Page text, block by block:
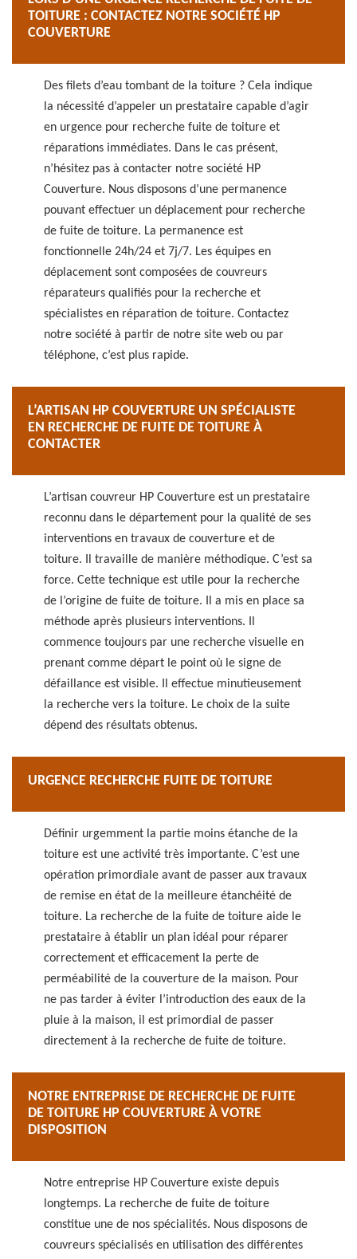
TOITURE : CONTACTEZ NOTRE SOCIÉTÉ HP
COUVERTURE
Des filets d’eau tombant de la toiture ? Cela indique
la nécessité d’appeler un prestataire capable d’agir
en urgence pour recherche fuite de toiture et
réparations immédiates. Dans le cas présent,
n’hésitez pas à contacter notre société HP
Couverture. Nous disposons d’une permanence
pouvant effectuer un déplacement pour recherche
de fuite de toiture. La permanence est
fonctionnelle 24h/24 et 7j/7. Les équipes en
déplacement sont composées de couvreurs
réparateurs qualifiés pour la recherche et
spécialistes en réparation de toiture. Contactez
notre société à partir de notre site web ou par
téléphone, c’est plus rapide.
L’ARTISAN HP COUVERTURE UN SPÉCIALISTE
EN RECHERCHE DE FUITE DE TOITURE À
CONTACTER
L’artisan couvreur HP Couverture est un prestataire
reconnu dans le département pour la qualité de ses
interventions en travaux de couverture et de
toiture. Il travaille de manière méthodique. C’est sa
force. Cette technique est utile pour la recherche
de l’origine de fuite de toiture. Il a mis en place sa
méthode après plusieurs interventions. Il
commence toujours par une recherche visuelle en
prenant comme départ le point où le signe de
défaillance est visible. Il effectue minutieusement
la recherche vers la toiture. Le choix de la suite
dépend des résultats obtenus.
URGENCE RECHERCHE FUITE DE TOITURE
Définir urgemment la partie moins étanche de la
toiture est une activité très importante. C’est une
opération primordiale avant de passer aux travaux
de remise en état de la meilleure étanchéité de
toiture. La recherche de la fuite de toiture aide le
prestataire à établir un plan idéal pour réparer
correctement et efficacement la perte de
perméabilité de la couverture de la maison. Pour
ne pas tarder à éviter l’introduction des eaux de la
pluie à la maison, il est primordial de passer
directement à la recherche de fuite de toiture.
NOTRE ENTREPRISE DE RECHERCHE DE FUITE
DE TOITURE HP COUVERTURE À VOTRE
DISPOSITION
Notre entreprise HP Couverture existe depuis
longtemps. La recherche de fuite de toiture
constitue une de nos spécialités. Nous disposons de
couvreurs spécialisés en utilisation des différentes